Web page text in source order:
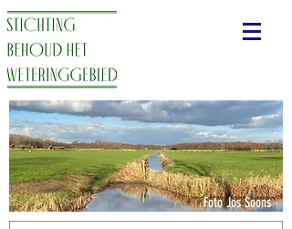
Foto Jos Soons